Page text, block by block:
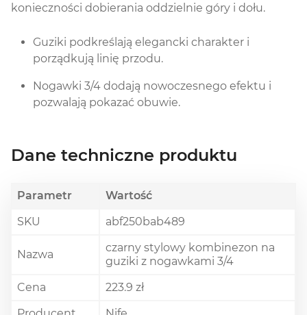
konieczności dobierania oddzielnie góry i dołu.
Guziki podkreślają elegancki charakter i
porządkują linię przodu.
Nogawki 3/4 dodają nowoczesnego efektu i
pozwalają pokazać obuwie.
Dane techniczne produktu
Parametr
Wartość
SKU
abf250bab489
Nazwa
czarny stylowy kombinezon na
guziki z nogawkami 3/4
Cena
223.9 zł